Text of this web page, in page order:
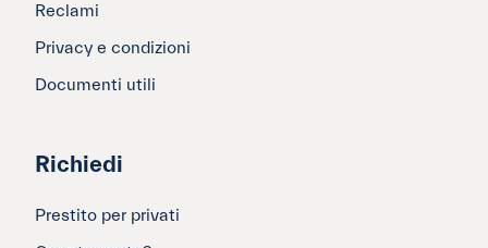
Reclami
Privacy e condizioni
Documenti utili
Richiedi
Prestito per privati